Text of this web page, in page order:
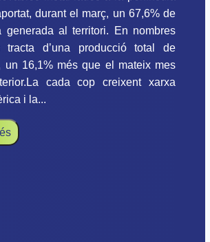
durant el març, un 67,6% de
generada al territori. En nombres
tracta d’una producció total de
un 16,1% més que el mateix mes
cada cop creixent xarxa
i la...